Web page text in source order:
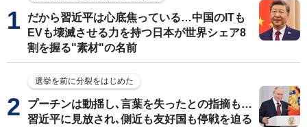
だから習近平は心底焦っている…中国のITも
EVも壊滅させる力を持つ日本が世界シェア8
割を握る"素材"の名前
選挙を前に分裂をはじめた
プーチンは動揺し､言葉を失ったとの指摘も…
習近平に見放され､側近も友好国も停戦を迫る